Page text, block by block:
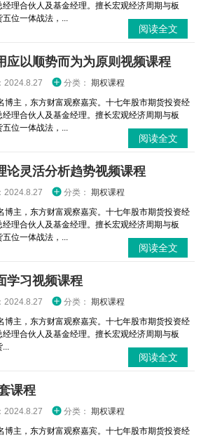
理合伙人及基金经理。擅长宏观经济周期与板
位一体战法，...
阅读全文
应以顺势而为为原则视频课程
2024.8.27 分类： 期权课程
博主，东方财富观察嘉宾。十七年股市期货投资经
理合伙人及基金经理。擅长宏观经济周期与板
位一体战法，...
阅读全文
论灵活分析趋势视频课程
2024.8.27 分类： 期权课程
博主，东方财富观察嘉宾。十七年股市期货投资经
理合伙人及基金经理。擅长宏观经济周期与板
位一体战法，...
阅读全文
学习视频课程
2024.8.27 分类： 期权课程
博主，东方财富观察嘉宾。十七年股市期货投资经
理合伙人及基金经理。擅长宏观经济周期与板
...
阅读全文
课程
2024.8.27 分类： 期权课程
博主，东方财富观察嘉宾。十七年股市期货投资经